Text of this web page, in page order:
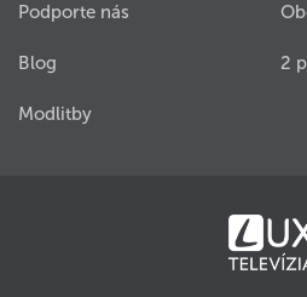
Podporte nás
Blog
Modlitby
2